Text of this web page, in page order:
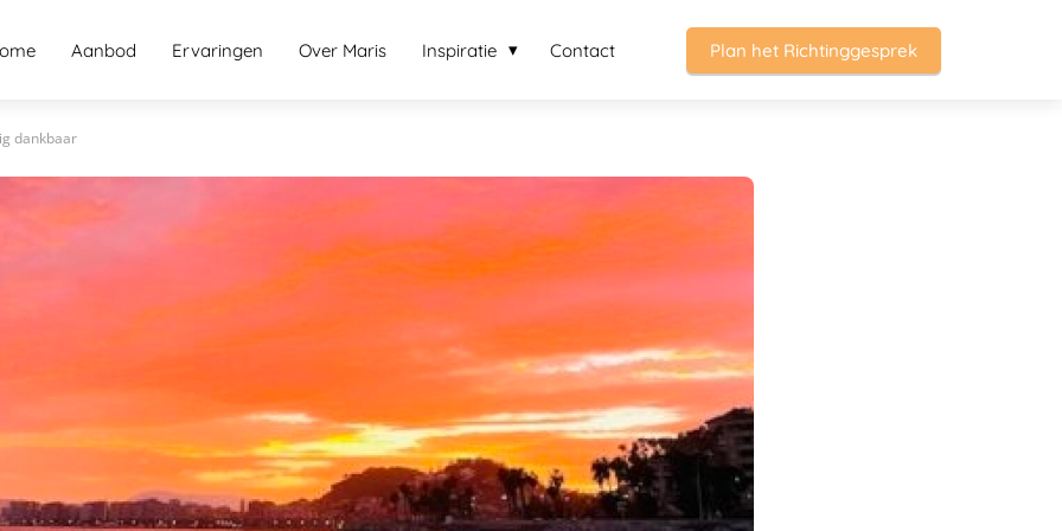
Aanbod Ervaringen Over Maris Inspiratie Contact Plan het Richtinggesprek
dankbaar